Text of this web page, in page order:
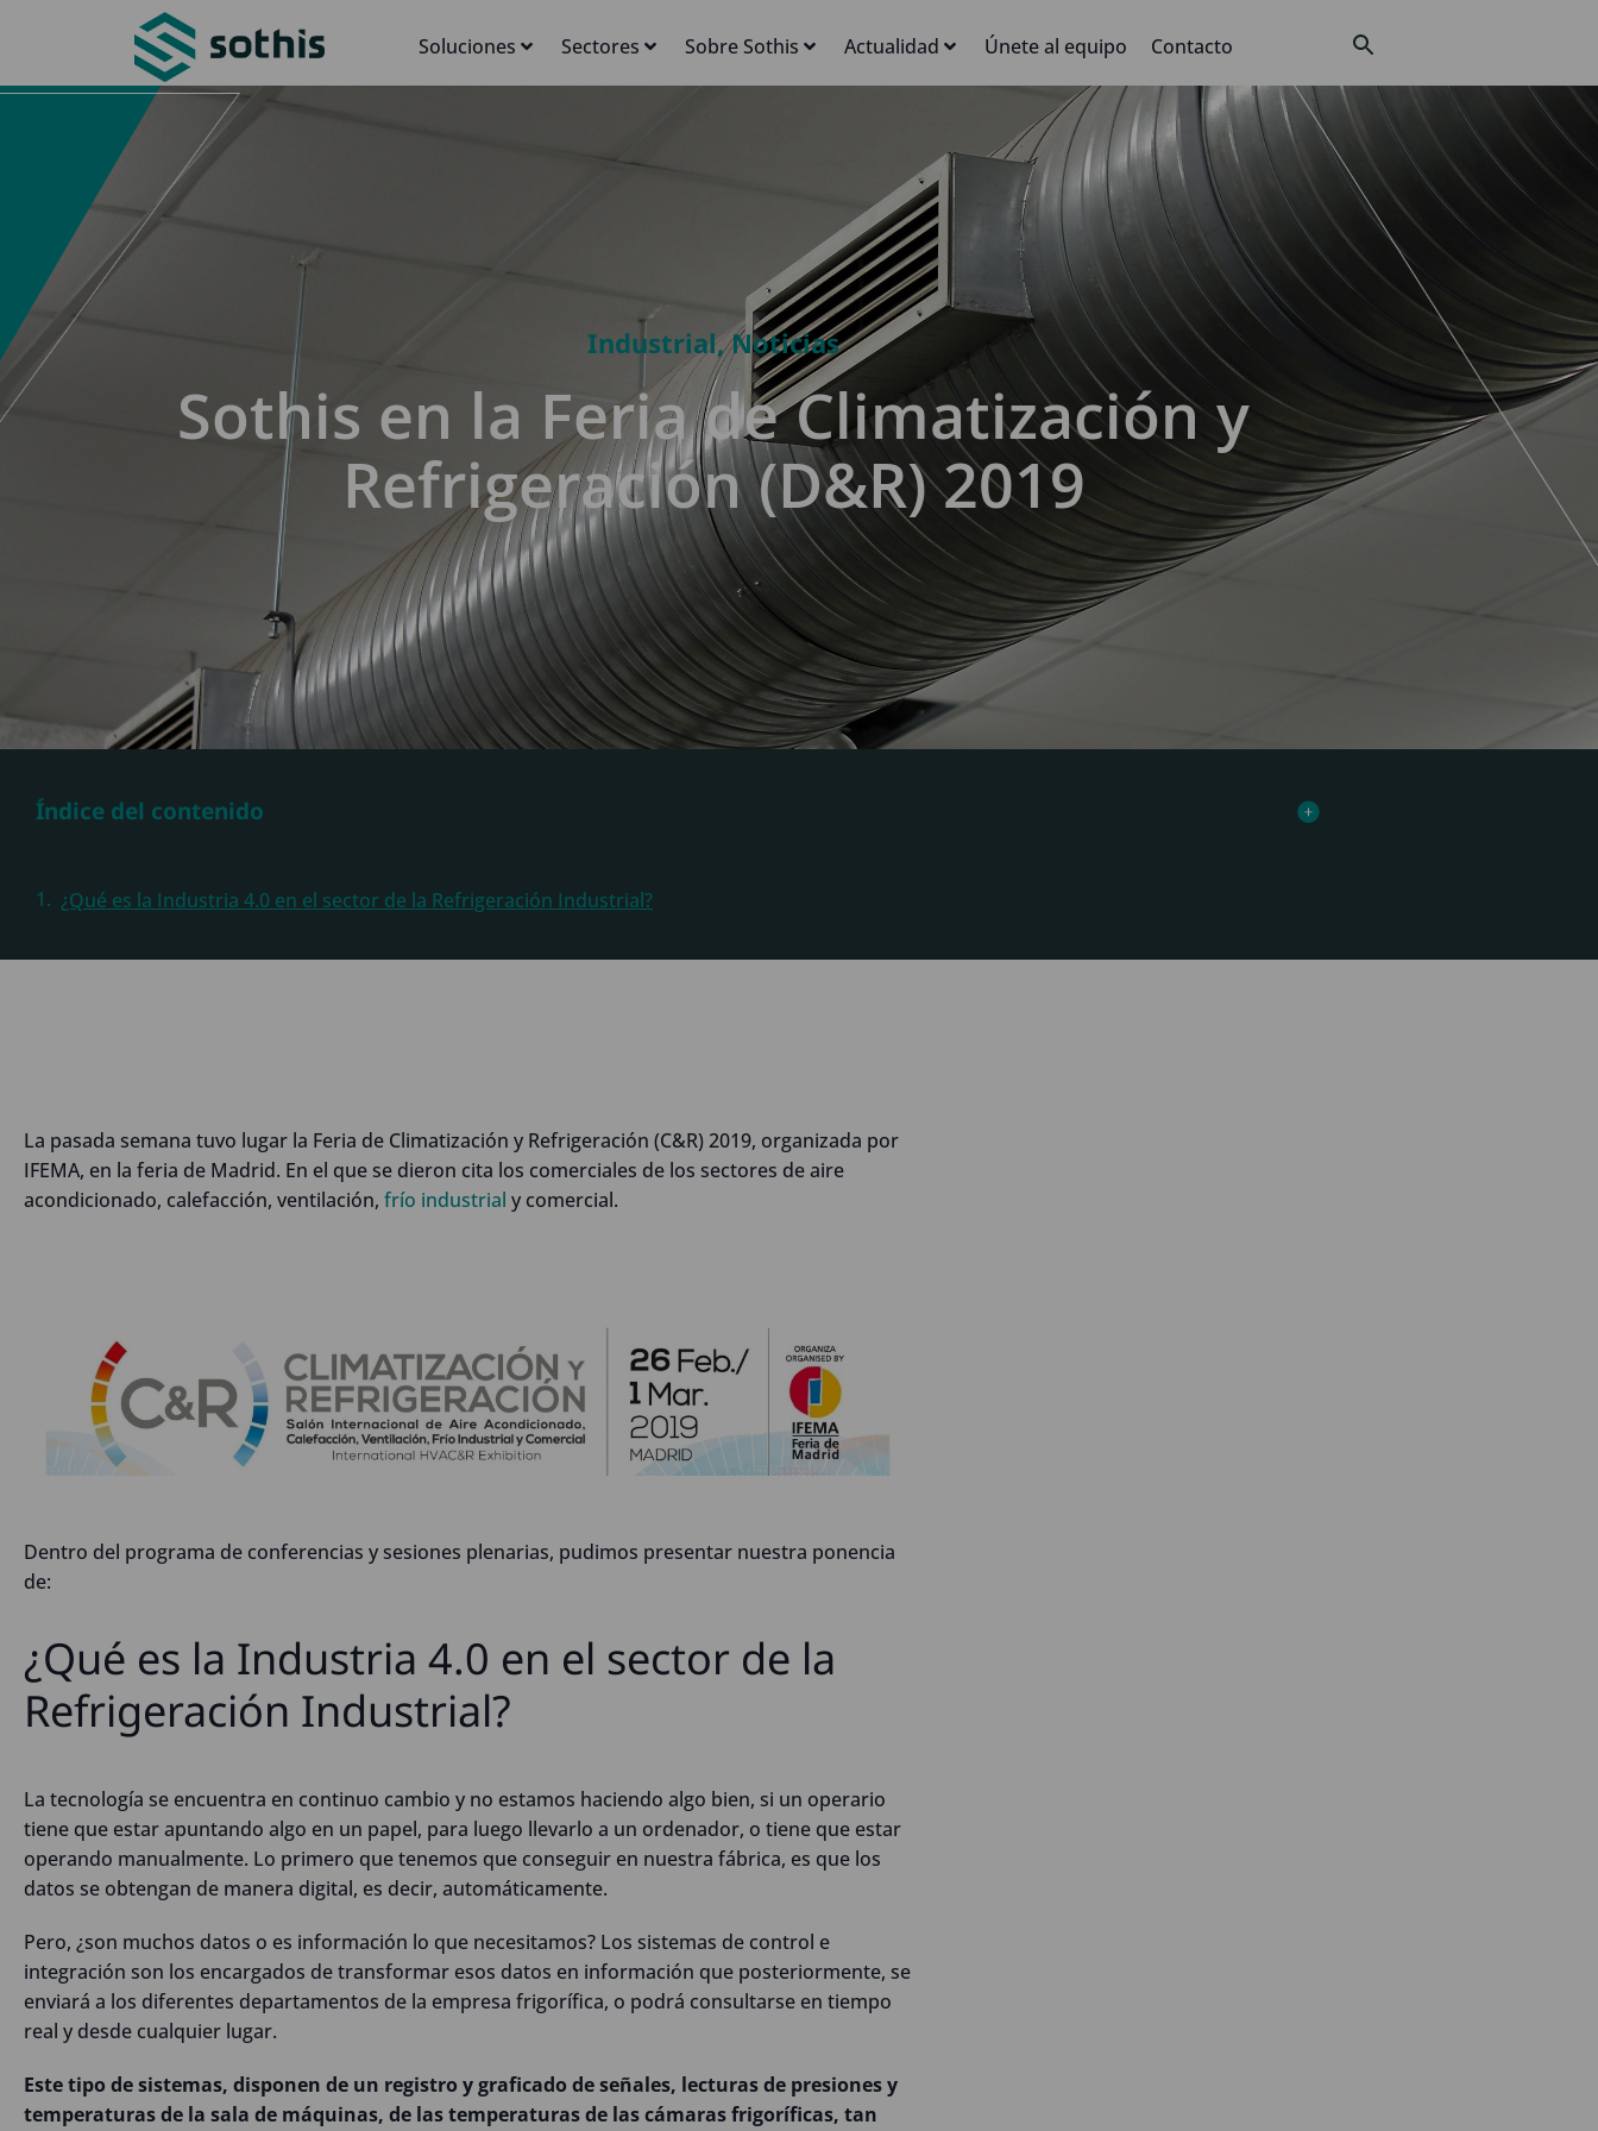
Soluciones Sectores Sobre Sothis Actualidad Únete al equipo Contacto
Industrial,Noticias
Sothis en la Feria de Climatización y
Refrigeración (D&R) 2019
Índice del contenido
¿Qué es la Industria 4.0 en el sector de la Refrigeración Industrial?
La pasada semana tuvo lugar la Feria de Climatización y Refrigeración (C&R) 2019, organizada por
IFEMA, en la feria de Madrid. En el que se dieron cita los comerciales de los sectores de aire
acondicionado, calefacción, ventilación, frío industrial y comercial.
Dentro del programa de conferencias y sesiones plenarias, pudimos presentar nuestra ponencia
de:
¿Qué es la Industria 4.0 en el sector de la
Refrigeración Industrial?
La tecnología se encuentra en continuo cambio y no estamos haciendo algo bien, si un operario
tiene que estar apuntando algo en un papel, para luego llevarlo a un ordenador, o tiene que estar
operando manualmente. Lo primero que tenemos que conseguir en nuestra fábrica, es que los
datos se obtengan de manera digital, es decir, automáticamente.
Pero, ¿son muchos datos o es información lo que necesitamos? Los sistemas de control e
integración son los encargados de transformar esos datos en información que posteriormente, se
enviará a los diferentes departamentos de la empresa frigorífica, o podrá consultarse en tiempo
real y desde cualquier lugar.
Este tipo de sistemas, disponen de un registro y graficado de señales, lecturas de presiones y
temperaturas de la sala de máquinas, de las temperaturas de las cámaras frigoríficas, tan